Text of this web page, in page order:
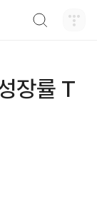
장률 T